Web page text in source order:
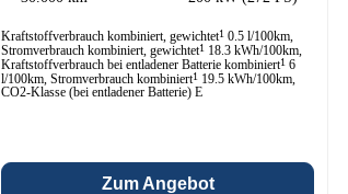
Kraftstoffverbrauch kombiniert, gewichtet1 0.5 l/100km,
Stromverbrauch kombiniert, gewichtet1 18.3 kWh/100km,
Kraftstoffverbrauch bei entladener Batterie kombiniert1 6
l/100km, Stromverbrauch kombiniert1 19.5 kWh/100km,
CO2-Klasse (bei entladener Batterie) E
Zum Angebot